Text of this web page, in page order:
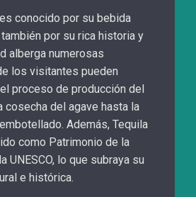
conocido por su bebida
por su rica historia y
alberga numerosas
los visitantes pueden
proceso de producción del
cosecha del agave hasta la
Además, Tequila
como Patrimonio de la
UNESCO, lo que subraya su
e histórica.